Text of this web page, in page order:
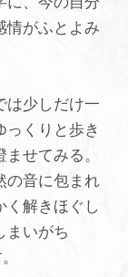
情がふとよみ
は少しだけ一
っくりと歩き
せてみる。
の音に包まれ
く解きほぐし
まいがち